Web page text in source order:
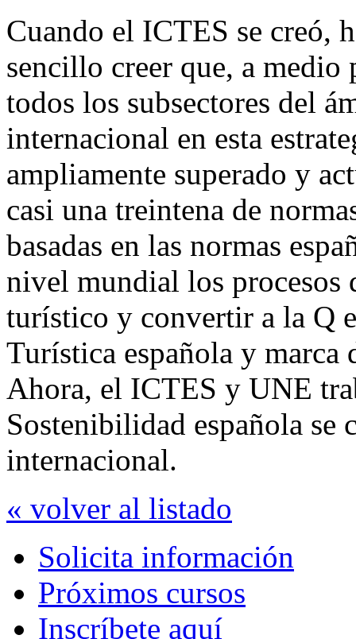
Cuando el ICTES se creó,
sencillo creer que, a
todos los subsectores del
internacional en esta
ampliamente superado y
casi una treintena de
basadas en las normas
nivel mundial los procesos
turístico y convertir a la Q
Turística española y
Ahora, el ICTES y UNE
Sostenibilidad española se
internacional.
« volver al listado
Solicita información
Próximos cursos
Inscríbete aquí